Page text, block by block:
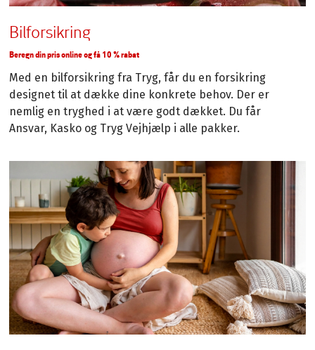
Bilforsikring
Beregn din pris online og få 10 % rabat
Med en bilforsikring fra Tryg, får du en forsikring
designet til at dække dine konkrete behov. Der er
nemlig en tryghed i at være godt dækket. Du får
Ansvar, Kasko og Tryg Vejhjælp i alle pakker.